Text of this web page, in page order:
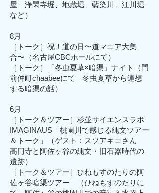
屋 浄閑寺堀、地蔵堀、藍染川、江川堀
など）
8月
［トーク］祝！道の日〜道マニア大集
合〜（名古屋CBCホールにて）
［トーク］「冬虫夏草×暗渠」ナイト（門
前仲町chaabeeにて 冬虫夏草から連想
する暗渠の話）
6月
［トーク＆ツアー］杉並サイエンスラボ
IMAGINAUS「桃園川で感じる縄文ツアー
＆トーク」（ゲスト：スソアキコさん
高円寺と阿佐ヶ谷の縄文・旧石器時代の
遺跡）
​［トーク＆ツアー］ひねもすのたりの阿
佐ヶ谷暗渠ツアー （ひねもすのたりに